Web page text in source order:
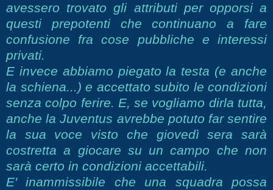
avessero trovato gli attributi per opporsi a
questi prepotenti che continuano a fare
confusione fra cose pubbliche e interessi
privati.
E invece abbiamo piegato la testa (e anche
la schiena...) e accettato subito le condizioni
senza colpo ferire. E, se vogliamo dirla tutta,
anche la Juventus avrebbe potuto far sentire
la sua voce visto che giovedì sera sarà
costretta a giocare su un campo che non
sarà certo in condizioni accettabili.
E' inammissibile che una squadra possa